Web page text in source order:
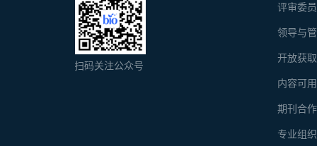
评审委
领导与
开放获
内容可
期刊合
专业组
扫码关注公众号